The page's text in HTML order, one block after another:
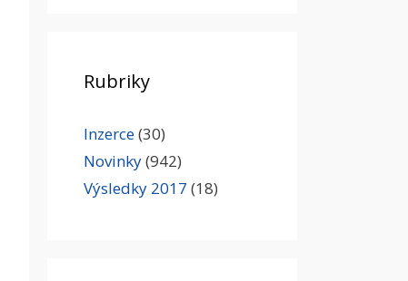
Rubriky
Inzerce(30)
Novinky(942)
Výsledky 2017 (18)